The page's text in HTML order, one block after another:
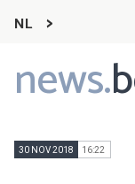
NL
news.
Main
navigation
30 NOV 2018 16:22